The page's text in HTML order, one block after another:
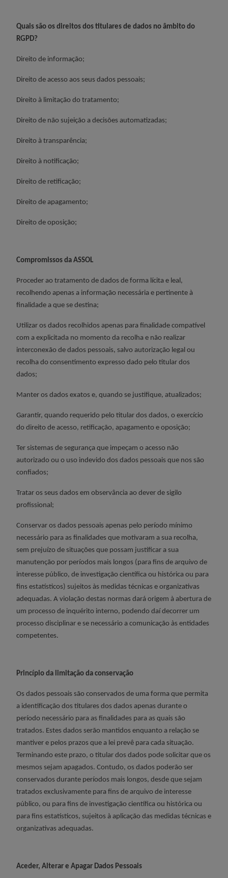
Quais são os direitos dos titulares de dados no âmbito do
RGPD?
Direito de informação;
Direito de acesso aos seus dados pessoais;
Direito à limitação do tratamento;
Direito de não sujeição a decisões automatizadas;
Direito à transparência;
Direito à notificação;
Direito de retificação;
Direito de apagamento;
Direito de oposição;
Compromissos da ASSOL
Proceder ao tratamento de dados de forma lícita e leal,
recolhendo apenas a informação necessária e pertinente à
finalidade a que se destina;
Utilizar os dados recolhidos apenas para finalidade compatível
com a explicitada no momento da recolha e não realizar
interconexão de dados pessoais, salvo autorização legal ou
recolha do consentimento expresso dado pelo titular dos
dados;
Manter os dados exatos e, quando se justifique, atualizados;
Garantir, quando requerido pelo titular dos dados, o exercício
do direito de acesso, retificação, apagamento e oposição;
Ter sistemas de segurança que impeçam o acesso não
autorizado ou o uso indevido dos dados pessoais que nos são
confiados;
Tratar os seus dados em observância ao dever de sigilo
profissional;
Conservar os dados pessoais apenas pelo período mínimo
necessário para as finalidades que motivaram a sua recolha,
sem prejuízo de situações que possam justificar a sua
manutenção por períodos mais longos (para fins de arquivo de
interesse público, de investigação científica ou histórica ou para
fins estatísticos) sujeitos às medidas técnicas e organizativas
adequadas. A violação destas normas dará origem à abertura de
um processo de inquérito interno, podendo daí decorrer um
processo disciplinar e se necessário a comunicação às entidades
competentes.
Princípio da limitação da conservação
Os dados pessoais são conservados de uma forma que permita
a identificação dos titulares dos dados apenas durante o
período necessário para as finalidades para as quais são
tratados. Estes dados serão mantidos enquanto a relação se
mantiver e pelos prazos que a lei prevê para cada situação.
Terminando este prazo, o titular dos dados pode solicitar que os
mesmos sejam apagados. Contudo, os dados poderão ser
conservados durante períodos mais longos, desde que sejam
tratados exclusivamente para fins de arquivo de interesse
público, ou para fins de investigação científica ou histórica ou
para fins estatísticos, sujeitos à aplicação das medidas técnicas e
organizativas adequadas.
Aceder, Alterar e Apagar Dados Pessoais